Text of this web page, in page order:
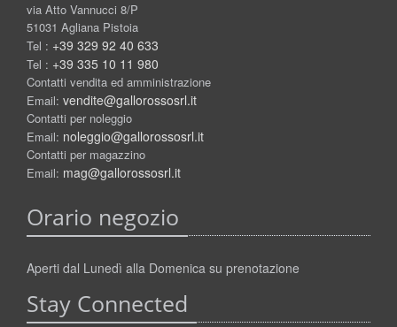
via Atto Vannucci 8/P
51031 Agliana Pistoia
Tel : +39 329 92 40 633
Tel : +39 335 10 11 980
Contatti vendita ed amministrazione
Email: vendite@gallorossosrl.it
Contatti per noleggio
Email: noleggio@gallorossosrl.it
Contatti per magazzino
Email: mag@gallorossosrl.it
Orario negozio
Aperti dal Lunedì alla Domenica su prenotazione
Stay Connected